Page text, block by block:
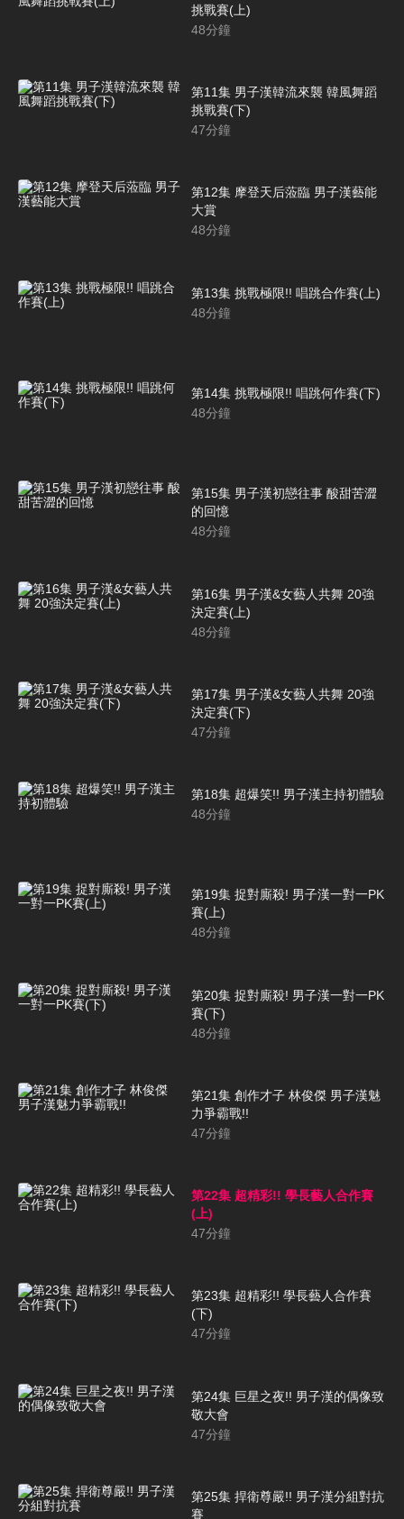
挑戰賽(上)
48分鐘
第11集 男子漢韓流來襲 韓風舞蹈
挑戰賽(下)
47分鐘
第12集 摩登天后蒞臨 男子漢藝能
大賞
48分鐘
第13集 挑戰極限!! 唱跳合作賽(上)
48分鐘
第14集 挑戰極限!! 唱跳何作賽(下)
48分鐘
第15集 男子漢初戀往事 酸甜苦澀
的回憶
48分鐘
第16集 男子漢&女藝人共舞 20強
決定賽(上)
48分鐘
第17集 男子漢&女藝人共舞 20強
決定賽(下)
47分鐘
第18集 超爆笑!! 男子漢主持初體驗
48分鐘
第19集 捉對廝殺! 男子漢一對一PK
賽(上)
48分鐘
第20集 捉對廝殺! 男子漢一對一PK
賽(下)
48分鐘
第21集 創作才子 林俊傑 男子漢魅
力爭霸戰!!
47分鐘
第22集 超精彩!! 學長藝人合作賽
(上)
47分鐘
第23集 超精彩!! 學長藝人合作賽
(下)
47分鐘
第24集 巨星之夜!! 男子漢的偶像致
敬大會
47分鐘
第25集 捍衛尊嚴!! 男子漢分組對抗
賽